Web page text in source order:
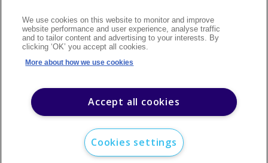
DatenschutzMarkenzeichenUrheberrecht
NutzungsbedingungenErklärung zur modernen Sklaverei
CareersKundensupport
We use cookies on this website to monitor and improve
website performance and user experience, analyse traffic
and to tailor content and advertising to your interests. By
clicking ‘OK’ you accept all cookies.
More about how we use cookies
Accept all cookies
Cookies settings